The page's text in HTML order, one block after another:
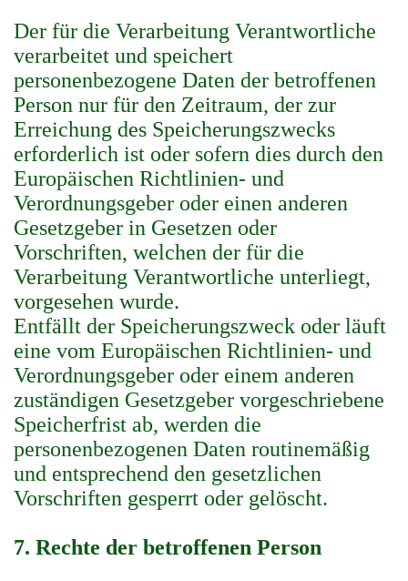
Der für die Verarbeitung Verantwortliche
verarbeitet und speichert
personenbezogene Daten der betroffenen
Person nur für den Zeitraum, der zur
Erreichung des Speicherungszwecks
erforderlich ist oder sofern dies durch den
Europäischen Richtlinien- und
Verordnungsgeber oder einen anderen
Gesetzgeber in Gesetzen oder
Vorschriften, welchen der für die
Verarbeitung Verantwortliche unterliegt,
vorgesehen wurde.
Entfällt der Speicherungszweck oder läuft
eine vom Europäischen Richtlinien- und
Verordnungsgeber oder einem anderen
zuständigen Gesetzgeber vorgeschriebene
Speicherfrist ab, werden die
personenbezogenen Daten routinemäßig
und entsprechend den gesetzlichen
Vorschriften gesperrt oder gelöscht.
7. Rechte der betroffenen Person